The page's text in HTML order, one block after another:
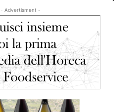
- Advertisment -